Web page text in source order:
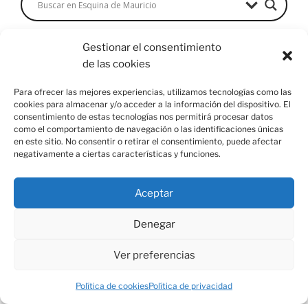
Gestionar el consentimiento
de las cookies
Para ofrecer las mejores experiencias, utilizamos tecnologías como las
cookies para almacenar y/o acceder a la información del dispositivo. El
consentimiento de estas tecnologías nos permitirá procesar datos
como el comportamiento de navegación o las identificaciones únicas
en este sitio. No consentir o retirar el consentimiento, puede afectar
negativamente a ciertas características y funciones.
Aceptar
Denegar
Ver preferencias
Política de cookiesPolítica de privacidad
MORAL EN VÍDEO
Reproductor
de
vídeo
COMENTARIOS